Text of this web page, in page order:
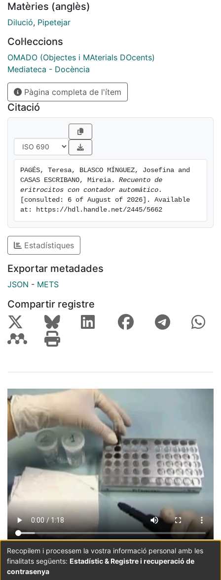
Matèries (anglès)
Dilució, Pipetejar
Col·leccions
OMADO (Objectes i MAterials DOcents)
Mediateca - Docència
Pàgina completa de l'ítem
Citació
PAGÉS, Teresa, BLASCO MÍNGUEZ, Josefina and
CASAS ESCRIBANO, Mireia. Recuento de
eritrocitos con contador automático.
[consulted: 6 of August of 2026]. Available
at: https://hdl.handle.net/2445/5662
Estadístiques
Exportar metadades
JSON - METS
Compartir registre
Coordinació:CRAI UB Avís legal
Metadades
subjectes a:
Recopilem i processem la vostra informació personal amb les
finalitats següents: Estadístic & Registre i recuperació de
contrasenya